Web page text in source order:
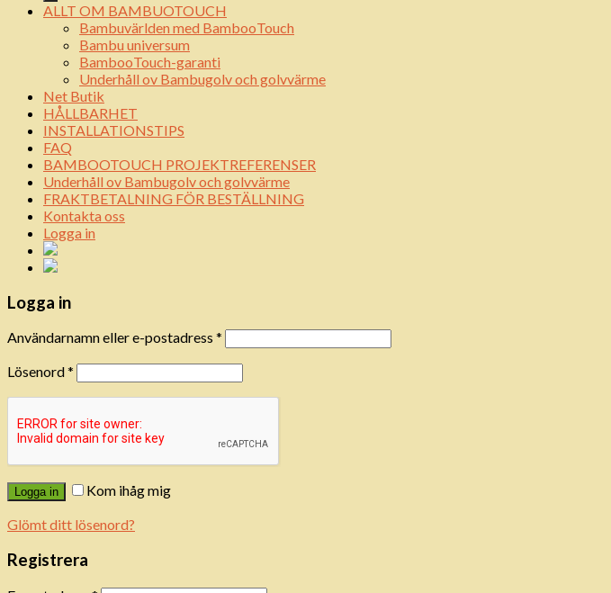
ALLT OM BAMBUOTOUCH
Bambuvärlden med BambooTouch
Bambu universum
BambooTouch-garanti
Underhåll ov Bambugolv och golvvärme
Net Butik
HÅLLBARHET
INSTALLATIONSTIPS
FAQ
BAMBOOTOUCH PROJEKTREFERENSER
Underhåll ov Bambugolv och golvvärme
FRAKTBETALNING FÖR BESTÄLLNING
Kontakta oss
Logga in
Logga in
Användarnamn eller e-postadress *
Lösenord*
Logga in
Kom ihåg mig
Glömt ditt lösenord?
Registrera